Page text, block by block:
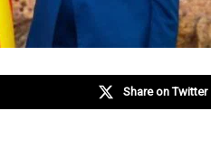
Share on Twitter